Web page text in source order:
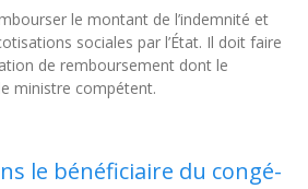
le montant de l’indemnité et
sociales par l’État. Il doit faire
de remboursement dont le
ministre compétent.
le bénéficiaire du congé-